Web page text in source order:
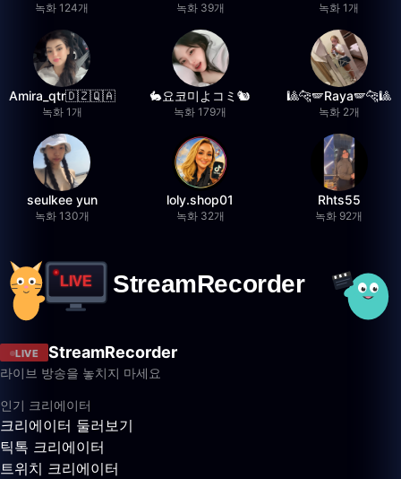
녹화 124개 녹화 39개 녹화 1개
Amira_qtr🇩🇿🇶🇦
녹화 1개
🐇요코미よコミ🐿
녹화 179개
🎱🐆🪽Raya🪽🐆🎱
녹화 2개
seulkee yun
녹화 130개
loly.shop01
녹화 32개
Rhts55
녹화 92개
LIVE StreamRecorder
라이브 방송을 놓치지 마세요
인기 크리에이터
크리에이터 둘러보기
틱톡 크리에이터
트위치 크리에이터